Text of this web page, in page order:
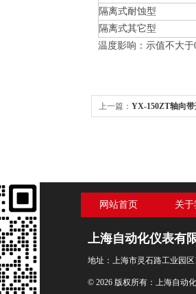
隔离式耐蚀型
隔离式其它型
温度影响：示值不大于
上一篇： YX-150ZT轴向
网站首页 关
上海自动化仪表有
地址：上海市灵石路工业园区
© 2026 版权所有：上海自动